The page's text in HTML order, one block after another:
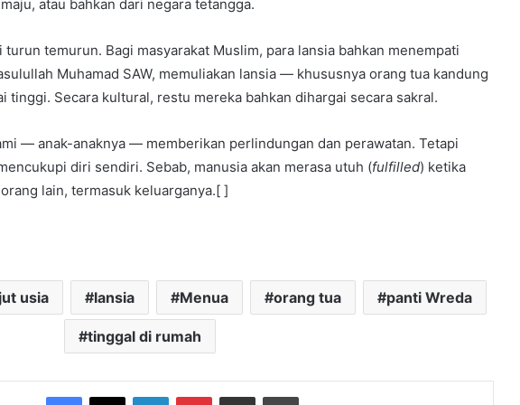
atau bahkan dari negara tetangga.
temurun. Bagi masyarakat Muslim, para lansia bahkan menempati
Muhamad SAW, memuliakan lansia — khususnya orang tua kandung
tinggi. Secara kultural, restu mereka bahkan dihargai secara sakral.
— anak-anaknya — memberikan perlindungan dan perawatan. Tetapi
diri sendiri. Sebab, manusia akan merasa utuh (fulfilled) ketika
lain, termasuk keluarganya.[ ]
usia lansia Menua orang tua panti Wreda
tinggal di rumah
Facebook
X LinkedInPinterestShare via Email Print